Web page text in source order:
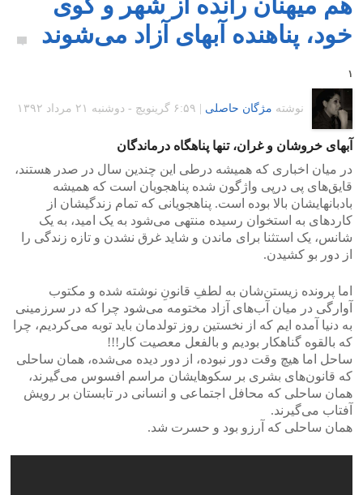
خود، پناهنده آبهای آزاد می‌شوند
۱
نوشته مژگان حاصلی ۶:۵۹ گرينويچ - دوشنبه ۲۱ مرداد ۱۳۹۲
آبهای خروشان و غران، تنها پناهگاه درماندگان
در میان اخباری که همیشه درطی این چندین سال در صدر هستند،
قایق‌های پی‌ درپی واژگون شده پناهجویان است که همیشه
بادبانهایشان بالا بوده است. پناهجویانی که تمام زندگیشان از
کارد‌های به استخوان رسیده منتهی‌ می‌شود به یک امید، به یک
شانس، یک استثنا برای ماندن و شاید غرق نشدن و تازه زندگی را
از دور بو کشیدن.
اما پرونده زیستن‌شان به لطفِ قانونِ نوشته شده و مکتوب
آوارگی در میان آب‌های آزاد مختومه می‌شود چرا که در سرزمینی
به دنیا آمده ایم که از نخستین روز تولدمان باید توبه می‌‌کردیم، چرا
که بالقوه گناهکار بودیم و بالفعل معصیت کار!!!
ساحل اما هیچ وقت دور نبوده، از دور دیده می‌شده، همان ساحلی
که قانون‌های بشری بر سکو‌هایشان مراسم افسوس می‌گیرند،
همان ساحلی که محافل اجتماعی و انسانی‌ در تابستان بر رویش
آفتاب می‌گیرند.
همان ساحلی که آرزو بود و حسرت شد.